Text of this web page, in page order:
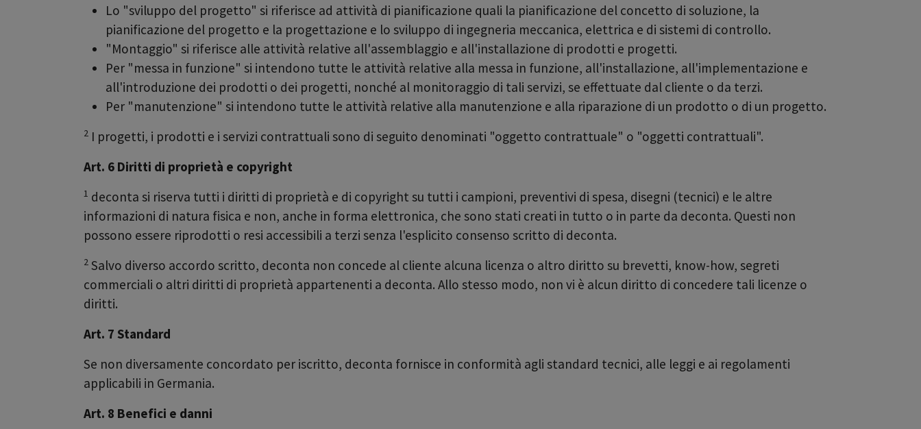
Lo "sviluppo del progetto" si riferisce ad attività di pianificazione quali la pianificazione del concetto di soluzione, la
pianificazione del progetto e la progettazione e lo sviluppo di ingegneria meccanica, elettrica e di sistemi di controllo.
"Montaggio" si riferisce alle attività relative all'assemblaggio e all'installazione di prodotti e progetti.
Per "messa in funzione" si intendono tutte le attività relative alla messa in funzione, all'installazione, all'implementazione e
all'introduzione dei prodotti o dei progetti, nonché al monitoraggio di tali servizi, se effettuate dal cliente o da terzi.
Per "manutenzione" si intendono tutte le attività relative alla manutenzione e alla riparazione di un prodotto o di un progetto.
2 I progetti, i prodotti e i servizi contrattuali sono di seguito denominati "oggetto contrattuale" o "oggetti contrattuali".
Art. 6 Diritti di proprietà e copyright
1 deconta si riserva tutti i diritti di proprietà e di copyright su tutti i campioni, preventivi di spesa, disegni (tecnici) e le altre
informazioni di natura fisica e non, anche in forma elettronica, che sono stati creati in tutto o in parte da deconta. Questi non
possono essere riprodotti o resi accessibili a terzi senza l'esplicito consenso scritto di deconta.
2 Salvo diverso accordo scritto, deconta non concede al cliente alcuna licenza o altro diritto su brevetti, know-how, segreti
commerciali o altri diritti di proprietà appartenenti a deconta. Allo stesso modo, non vi è alcun diritto di concedere tali licenze o
diritti.
Art. 7 Standard
Se non diversamente concordato per iscritto, deconta fornisce in conformità agli standard tecnici, alle leggi e ai regolamenti
applicabili in Germania.
Art. 8 Benefici e danni